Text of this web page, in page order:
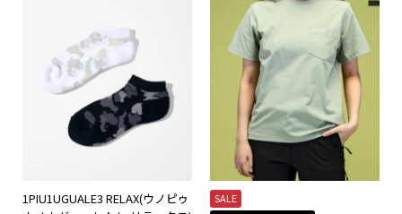
1PIU1UGUALE3 RELAX(ウノピゥ
SALE